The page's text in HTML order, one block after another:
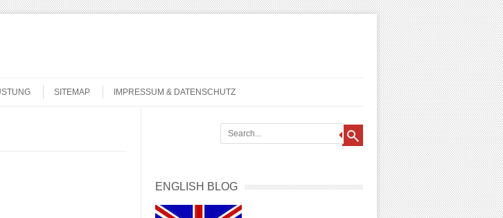
SITEMAP IMPRESSUM & DATENSCHUTZ
ENGLISH BLOG